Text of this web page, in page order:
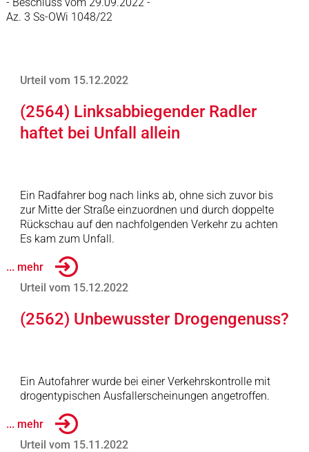
Az. 3 Ss-OWi 1048/22
Urteil vom 15.12.2022
(2564) Linksabbiegender Radler
haftet bei Unfall allein
Ein Radfahrer bog nach links ab, ohne sich zuvor bis
zur Mitte der Straße einzuordnen und durch doppelte
Rückschau auf den nachfolgenden Verkehr zu achten
Es kam zum Unfall.
... mehr
Urteil vom 15.12.2022
(2562) Unbewusster Drogengenuss?
Ein Autofahrer wurde bei einer Verkehrskontrolle mit
drogentypischen Ausfallerscheinungen angetroffen.
... mehr
Urteil vom 15.11.2022